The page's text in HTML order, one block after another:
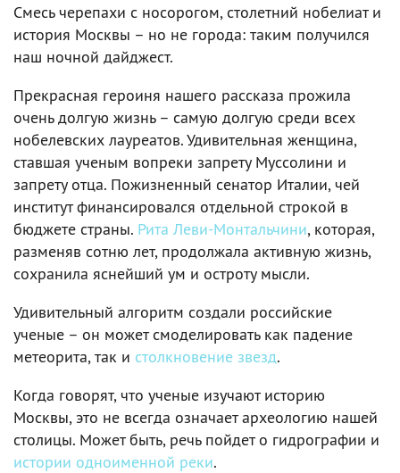
Смесь черепахи с носорогом, столетний нобелиат и
история Москвы – но не города: таким получился
наш ночной дайджест.
Прекрасная героиня нашего рассказа прожила
очень долгую жизнь – самую долгую среди всех
нобелевских лауреатов. Удивительная женщина,
ставшая ученым вопреки запрету Муссолини и
запрету отца. Пожизненный сенатор Италии, чей
институт финансировался отдельной строкой в
бюджете страны. Рита Леви-Монтальчини, которая,
разменяв сотню лет, продолжала активную жизнь,
сохранила яснейший ум и остроту мысли.
Удивительный алгоритм создали российские
ученые – он может смоделировать как падение
метеорита, так и столкновение звезд.
Когда говорят, что ученые изучают историю
Москвы, это не всегда означает археологию нашей
столицы. Может быть, речь пойдет о гидрографии и
истории одноименной реки.